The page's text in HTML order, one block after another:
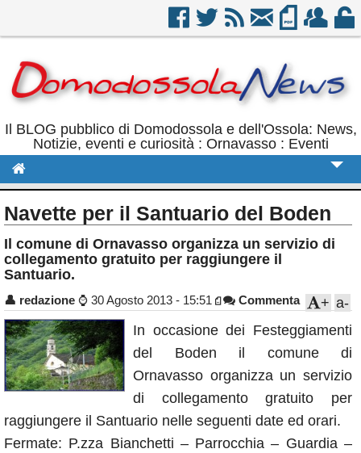
Il BLOG pubblico di Domodossola e dell'Ossola: News,
Notizie, eventi e curiosità : Ornavasso : Eventi
Politica
Sport
Rubriche
Calendario
Annunci
Navette per il Santuario del Boden
Il comune di Ornavasso organizza un servizio di
collegamento gratuito per raggiungere il
Santuario.
👤 redazione ⌚ 30 Agosto 2013 - 15:51 Commenta a-
+
In occasione dei Festeggiamenti
del Boden il comune di
Ornavasso organizza un servizio
di collegamento gratuito per
raggiungere il Santuario nelle seguenti date ed orari.
Fermate: P.zza Bianchetti – Parrocchia – Guardia –